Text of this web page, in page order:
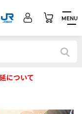
MENU
について